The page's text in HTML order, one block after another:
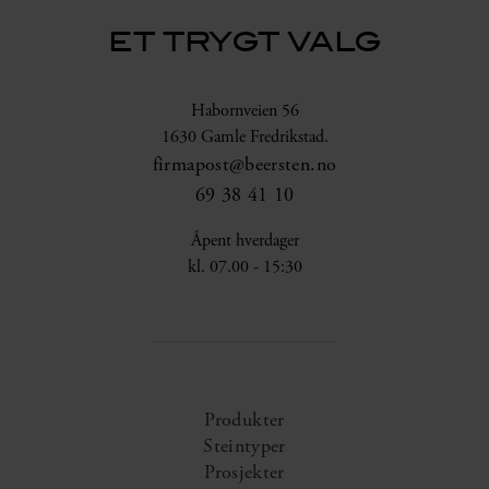
ET TRYGT VALG
Habornveien 56
1630 Gamle Fredrikstad.
firmapost@beersten.no
69 38 41 10
Åpent hverdager
kl. 07.00 - 15:30
Produkter
Steintyper
Prosjekter